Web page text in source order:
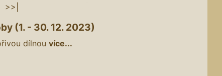
>>|
(1. - 30. 12. 2023)
dílnou více...